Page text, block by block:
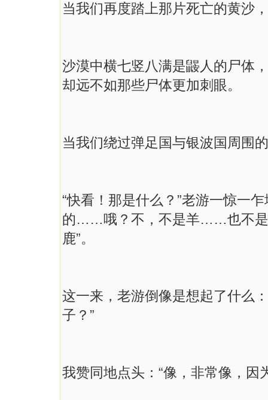
当我们再度踏上那片死亡的黄沙
沙漠中横七竖八满是鼹人的尸体
却远不如那些尸体更加刺眼。
当我们绕过弹足国与银波国周围
“快看！那是什么？”老游一惊一
的……哦？不，不是羊……也不是
鹿”。
这一来，老游倒像是想起了什么
子？”
我赞同地点头：“像，非常像，因